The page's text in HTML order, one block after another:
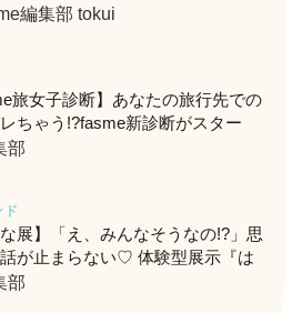
ー＆グッズをレポ！
編集部 tokui
旅女子診断】あなたの旅行先での
ちゃう!?fasme新診断がスター
部
ド
な展】「え、みんなそうなの!?」思
が止まらない♡ 体験型展示『は
に行ってきたレポ
部